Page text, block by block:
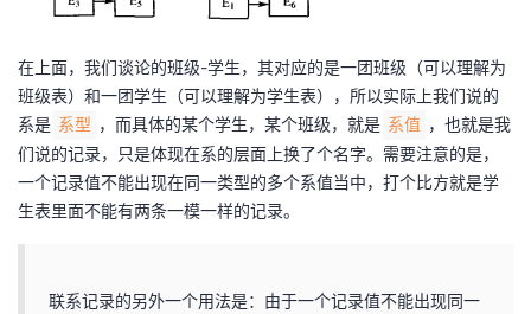
在上面，我们谈论的班级-学生，其对应的是一团班级（可以理解为
班级表）和一团学生（可以理解为学生表），所以实际上我们说的
系是 系型 ，而具体的某个学生，某个班级，就是 系值 ，也就是我
们说的记录，只是体现在系的层面上换了个名字。需要注意的是，
一个记录值不能出现在同一类型的多个系值当中，打个比方就是学
生表里面不能有两条一模一样的记录。
联系记录的另外一个用法是：由于一个记录值不能出现同一